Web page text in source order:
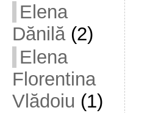
Elena
Dănilă(2)
Elena
Florentina
Vlădoiu (1)